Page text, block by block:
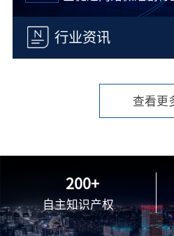
行业资讯
查看更
200
自主知识产权